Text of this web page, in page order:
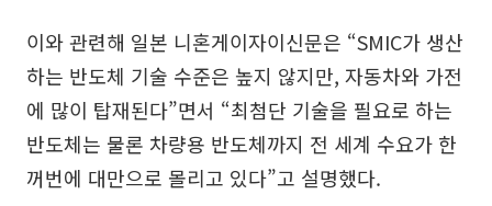
이와 관련해 일본 니혼게이자이신문은 “SMIC가 생산
하는 반도체 기술 수준은 높지 않지만, 자동차와 가전
에 많이 탑재된다”면서 “최첨단 기술을 필요로 하는
반도체는 물론 차량용 반도체까지 전 세계 수요가 한
꺼번에 대만으로 몰리고 있다”고 설명했다.